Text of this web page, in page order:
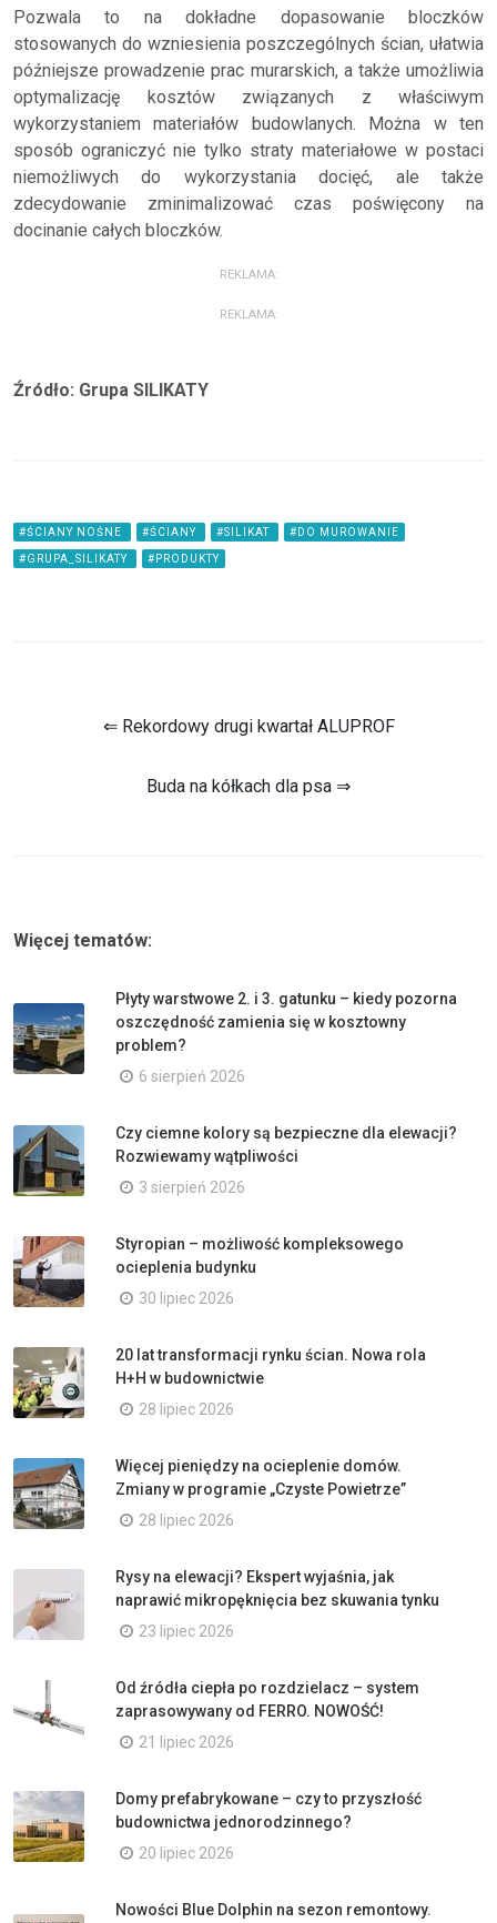
Pozwala to na dokładne dopasowanie bloczków
stosowanych do wzniesienia poszczególnych ścian, ułatwia
późniejsze prowadzenie prac murarskich, a także umożliwia
optymalizację kosztów związanych z właściwym
wykorzystaniem materiałów budowlanych. Można w ten
sposób ograniczyć nie tylko straty materiałowe w postaci
niemożliwych do wykorzystania docięć, ale także
zdecydowanie zminimalizować czas poświęcony na
docinanie całych bloczków.
REKLAMA:
REKLAMA:
Źródło: Grupa SILIKATY
#ŚCIANY NOŚNE #ŚCIANY #SILIKAT #DO MUROWANIE
#GRUPA_SILIKATY #PRODUKTY
⇐ Rekordowy drugi kwartał ALUPROF
Buda na kółkach dla psa ⇒
Więcej tematów:
Płyty warstwowe 2. i 3. gatunku – kiedy pozorna
oszczędność zamienia się w kosztowny
problem?
6 sierpień 2026
Czy ciemne kolory są bezpieczne dla elewacji?
Rozwiewamy wątpliwości
3 sierpień 2026
Styropian – możliwość kompleksowego
ocieplenia budynku
30 lipiec 2026
20 lat transformacji rynku ścian. Nowa rola
H+H w budownictwie
28 lipiec 2026
Więcej pieniędzy na ocieplenie domów.
Zmiany w programie „Czyste Powietrze”
28 lipiec 2026
Rysy na elewacji? Ekspert wyjaśnia, jak
naprawić mikropęknięcia bez skuwania tynku
23 lipiec 2026
Od źródła ciepła po rozdzielacz – system
zaprasowywany od FERRO. NOWOŚĆ!
21 lipiec 2026
Domy prefabrykowane – czy to przyszłość
budownictwa jednorodzinnego?
20 lipiec 2026
Nowości Blue Dolphin na sezon remontowy.